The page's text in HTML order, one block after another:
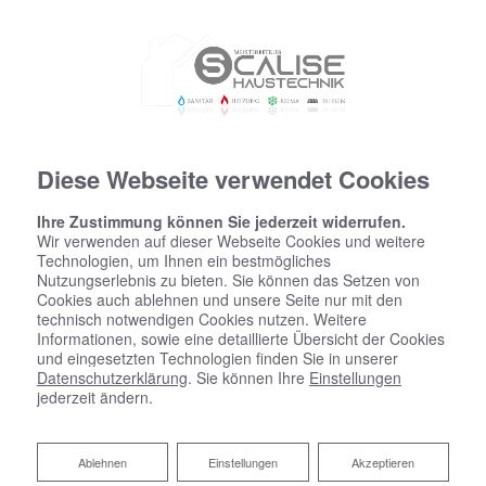
Diese Webseite verwendet Cookies
Ihre Zustimmung können Sie jederzeit widerrufen.
Wir verwenden auf dieser Webseite Cookies und weitere
Technologien, um Ihnen ein bestmögliches
Nutzungserlebnis zu bieten. Sie können das Setzen von
Cookies auch ablehnen und unsere Seite nur mit den
technisch notwendigen Cookies nutzen. Weitere
Informationen, sowie eine detaillierte Übersicht der Cookies
und eingesetzten Technologien finden Sie in unserer
Datenschutzerklärung. Sie können Ihre Einstellungen
jederzeit ändern.
Akzeptieren
Einstellungen
Ablehnen
Ablehnen